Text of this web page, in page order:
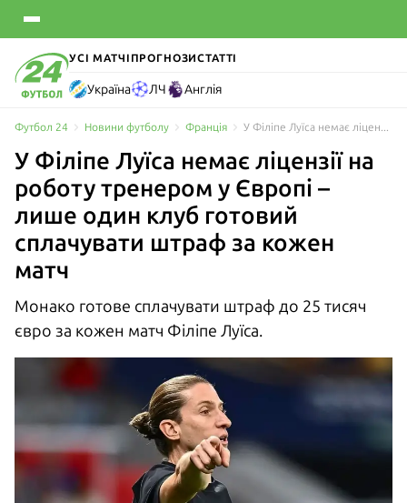
УСІ МАТЧІ ПРОГНОЗИСТАТТІ
Україна ЛЧ Англія
Футбол 24 Новини футболу Франція
У Філіпе Луїса немає ліцензії на
роботу тренером у Європі –
лише один клуб готовий
сплачувати штраф за кожен
матч
Монако готове сплачувати штраф до 25 тисяч
євро за кожен матч Філіпе Луїса.